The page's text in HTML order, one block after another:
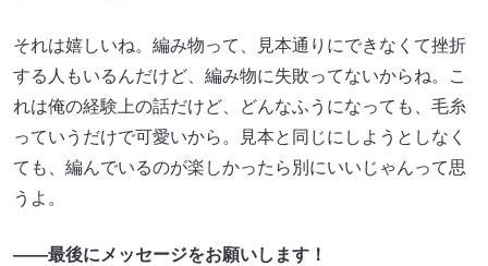
それは嬉しいね。編み物って、見本通りにできなくて挫折
する人もいるんだけど、編み物に失敗ってないからね。こ
れは俺の経験上の話だけど、どんなふうになっても、毛糸
っていうだけで可愛いから。見本と同じにしようとしなく
ても、編んでいるのが楽しかったら別にいいじゃんって思
うよ。
――最後にメッセージをお願いします！